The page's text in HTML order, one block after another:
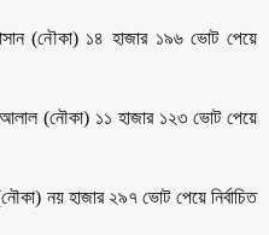
(নৌকা) ১৪ হাজার ১৯৬ ভোট পেয়ে
আলাল (নৌকা) ১১ হাজার ১২৩ ভোট পেয়ে
নয় হাজার ২৯৭ ভোট পেয়ে নির্বাচিত